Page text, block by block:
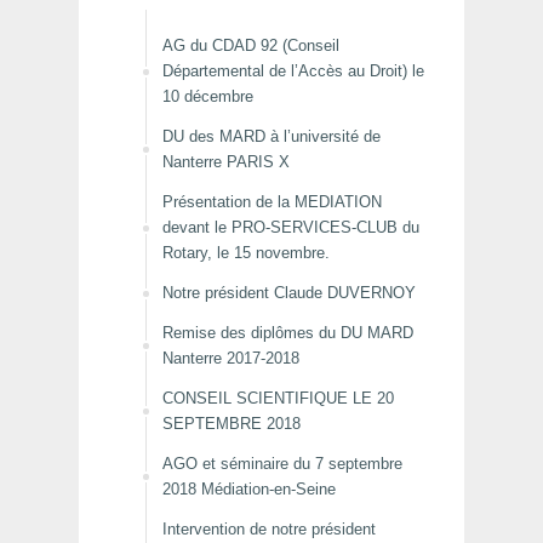
AG du CDAD 92 (Conseil
Départemental de l’Accès au Droit) le
10 décembre
DU des MARD à l’université de
Nanterre PARIS X
Présentation de la MEDIATION
devant le PRO-SERVICES-CLUB du
Rotary, le 15 novembre.
Notre président Claude DUVERNOY
Remise des diplômes du DU MARD
Nanterre 2017-2018
CONSEIL SCIENTIFIQUE LE 20
SEPTEMBRE 2018
AGO et séminaire du 7 septembre
2018 Médiation-en-Seine
Intervention de notre président